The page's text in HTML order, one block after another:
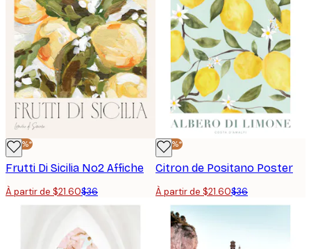
-40%*
Frutti Di Sicilia No2 Affiche
À partir de $21.60$36
-40%*
Citron de Positano Poster
À partir de $21.60$36